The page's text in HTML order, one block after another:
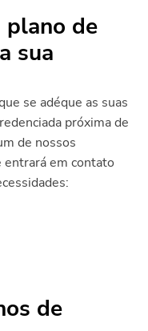
de
sua
se adéque as suas
próxima de
de nossos
entrará em contato
de